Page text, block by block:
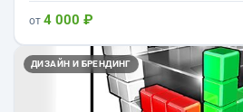
от 4 000 ₽
ДИЗАЙН И БРЕНДИНГ